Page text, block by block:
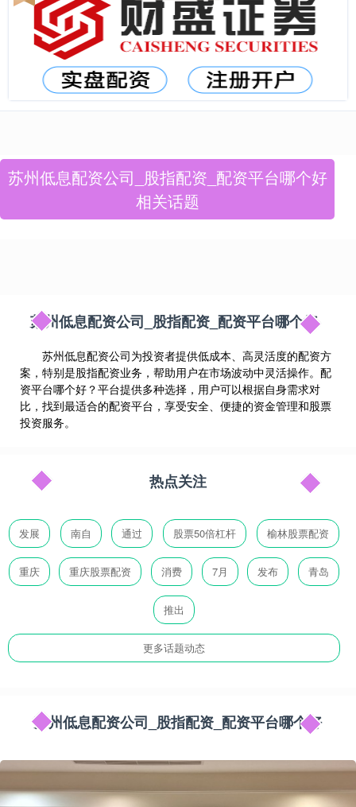
苏州低息配资公司_股指配资_配资平台哪个好
相关话题
苏州低息配资公司_股指配资_配资平台哪个好
苏州低息配资公司为投资者提供低成本、高灵活度的配资方
案，特别是股指配资业务，帮助用户在市场波动中灵活操作。配
资平台哪个好？平台提供多种选择，用户可以根据自身需求对
比，找到最适合的配资平台，享受安全、便捷的资金管理和股票
投资服务。
热点关注
发展 南自 通过 股票50倍杠杆 榆林股票配资
重庆 重庆股票配资 消费 7月 发布 青岛
推出
更多话题动态
苏州低息配资公司_股指配资_配资平台哪个好